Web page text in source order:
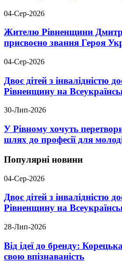
04-Сер-2026
Жителю Рівненщини
присвоєно звання Героя
04-Сер-2026
Двоє дітей з інвалідністю
Рівненщину на
30-Лип-2026
У Рівному хочуть
шлях до професії для
Популярні новини
04-Сер-2026
Двоє дітей з інвалідністю
Рівненщину на
28-Лип-2026
Від ідеї до бренду:
свою впізнаваність